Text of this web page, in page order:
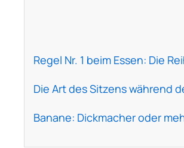
Regel Nr. 1 beim Essen: Die
Die Art des Sitzens während
Banane: Dickmacher oder